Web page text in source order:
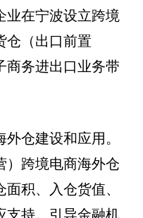
业在宁波设立跨境
仓（出口前置
商务进出口业务带
外仓建设和应用。
）跨境电商海外仓
积、入仓货值、
支持。引导金融机